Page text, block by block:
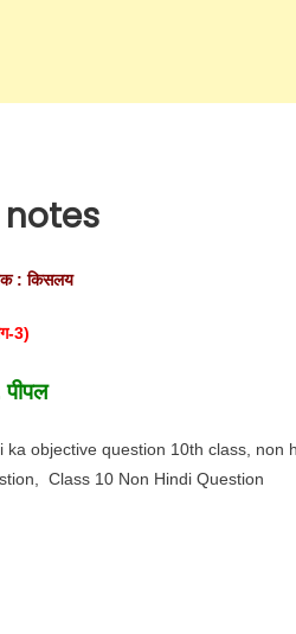
notes
: किसलय
3)
objective question 10th class, non
Class 10 Non Hindi Question